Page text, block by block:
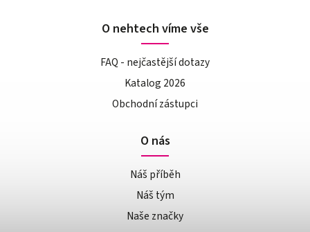
O nehtech víme vše
FAQ - nejčastější dotazy
Katalog 2026
Obchodní zástupci
O nás
Náš příběh
Náš tým
Naše značky